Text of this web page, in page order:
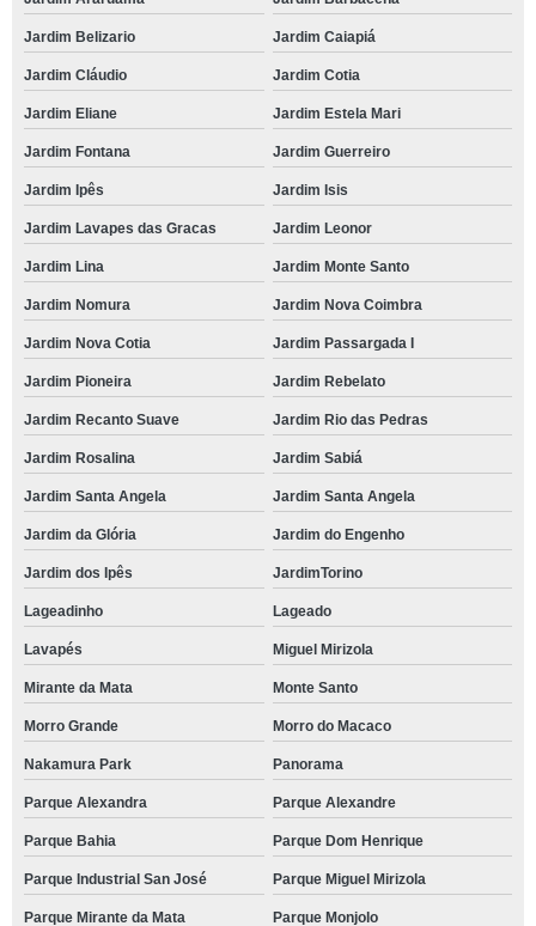
Jardim Belizario Jardim Caiapiá
Jardim Cláudio Jardim Cotia
Jardim Eliane Jardim Estela Mari
Jardim Fontana Jardim Guerreiro
Jardim Ipês Jardim Isis
Jardim Lavapes das Gracas Jardim Leonor
Jardim Lina Jardim Monte Santo
Jardim Nomura Jardim Nova Coimbra
Jardim Nova Cotia Jardim Passargada I
Jardim Pioneira Jardim Rebelato
Jardim Recanto Suave Jardim Rio das Pedras
Jardim Rosalina Jardim Sabiá
Jardim Santa Angela Jardim Santa Angela
Jardim da Glória Jardim do Engenho
Jardim dos Ipês JardimTorino
Lageadinho Lageado
Lavapés Miguel Mirizola
Mirante da Mata Monte Santo
Morro Grande Morro do Macaco
Nakamura Park Panorama
Parque Alexandra Parque Alexandre
Parque Bahia Parque Dom Henrique
Parque Industrial San José Parque Miguel Mirizola
Parque Mirante da Mata Parque Monjolo